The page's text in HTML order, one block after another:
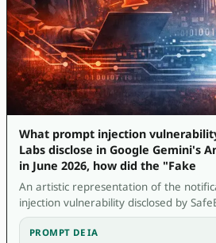
What prompt injection
Labs disclose in Google Gemini's
in June 2026, how did the "Fake
An artistic representation of the
injection vulnerability disclosed by
PROMPT DE IA